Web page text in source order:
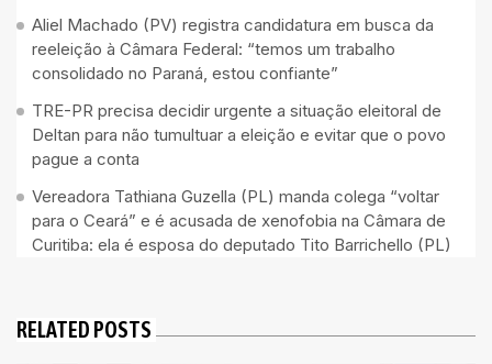
Aliel Machado (PV) registra candidatura em busca da
reeleição à Câmara Federal: “temos um trabalho
consolidado no Paraná, estou confiante”
TRE-PR precisa decidir urgente a situação eleitoral de
Deltan para não tumultuar a eleição e evitar que o povo
pague a conta
Vereadora Tathiana Guzella (PL) manda colega “voltar
para o Ceará” e é acusada de xenofobia na Câmara de
Curitiba: ela é esposa do deputado Tito Barrichello (PL)
RELATED POSTS